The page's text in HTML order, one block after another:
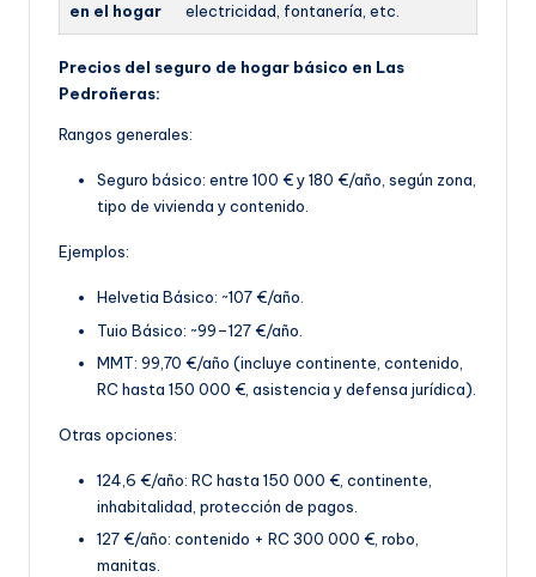
en el hogar
electricidad, fontanería, etc.
Precios del seguro de hogar básico en Las
Pedroñeras:
Rangos generales:
Seguro básico: entre 100 € y 180 €/año, según zona,
tipo de vivienda y contenido.
Ejemplos:
Helvetia Básico: ~107 €/año.
Tuio Básico: ~99–127 €/año.
MMT: 99,70 €/año (incluye continente, contenido,
RC hasta 150 000 €, asistencia y defensa jurídica).
Otras opciones:
124,6 €/año: RC hasta 150 000 €, continente,
inhabitalidad, protección de pagos.
127 €/año: contenido + RC 300 000 €, robo,
manitas